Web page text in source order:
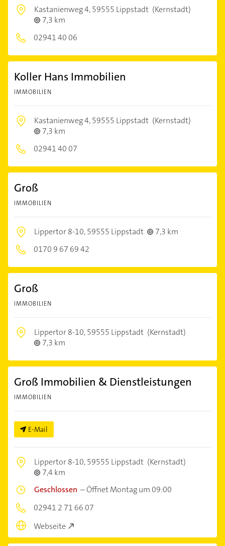
Kastanienweg 4,59555 Lippstadt (Kernstadt)
7,3 km
02941 40 06
Koller Hans Immobilien
IMMOBILIEN
Kastanienweg 4,59555 Lippstadt (Kernstadt)
7,3 km
02941 40 07
Groß
IMMOBILIEN
Lippertor 8-10,59555 Lippstadt
7,3 km
0170 9 67 69 42
Groß
IMMOBILIEN
Lippertor 8-10,59555 Lippstadt (Kernstadt)
7,3 km
Groß Immobilien & Dienstleistungen
IMMOBILIEN
E-Mail
Lippertor 8-10,59555 Lippstadt (Kernstadt)
7,4 km
Geschlossen –Öffnet Montag um 09:00
02941 2 71 66 07
Webseite